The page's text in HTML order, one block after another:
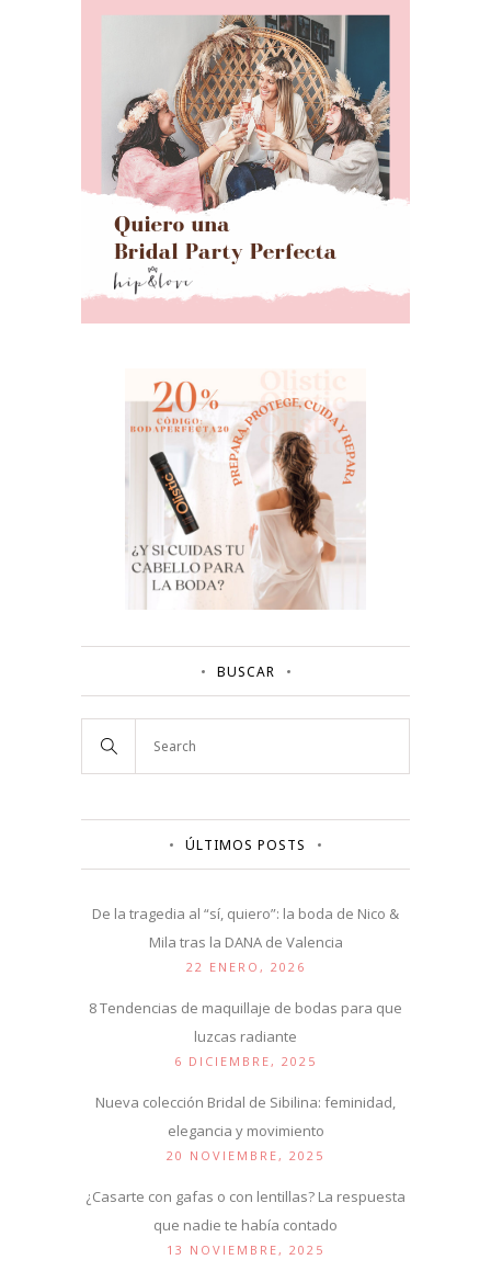
BUSCAR
ÚLTIMOS POSTS
De la tragedia al “sí, quiero”: la boda de Nico &
Mila tras la DANA de Valencia
22 ENERO, 2026
8 Tendencias de maquillaje de bodas para que
luzcas radiante
6 DICIEMBRE, 2025
Nueva colección Bridal de Sibilina: feminidad,
elegancia y movimiento
20 NOVIEMBRE, 2025
¿Casarte con gafas o con lentillas? La respuesta
que nadie te había contado
13 NOVIEMBRE, 2025